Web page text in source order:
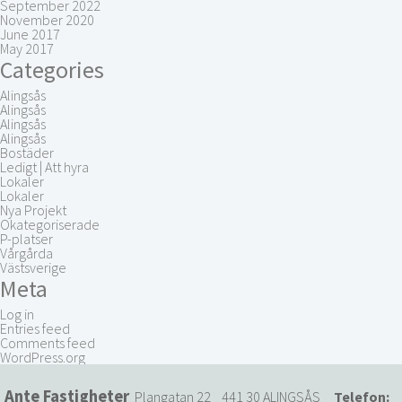
September 2022
November 2020
June 2017
May 2017
Categories
Alingsås
Alingsås
Alingsås
Alingsås
Bostäder
Ledigt | Att hyra
Lokaler
Lokaler
Nya Projekt
Okategoriserade
P-platser
Vårgårda
Västsverige
Meta
Log in
Entries feed
Comments feed
WordPress.org
Ante Fastigheter Plangatan 22 441 30 ALINGSÅS Telefon: